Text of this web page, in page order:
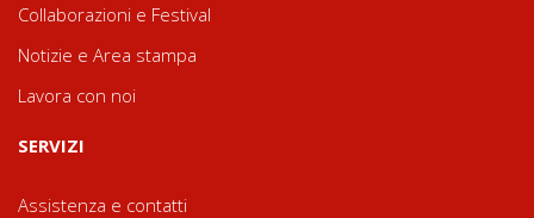
Collaborazioni e Festival
Notizie e Area stampa
Lavora con noi
SERVIZI
Assistenza e contatti